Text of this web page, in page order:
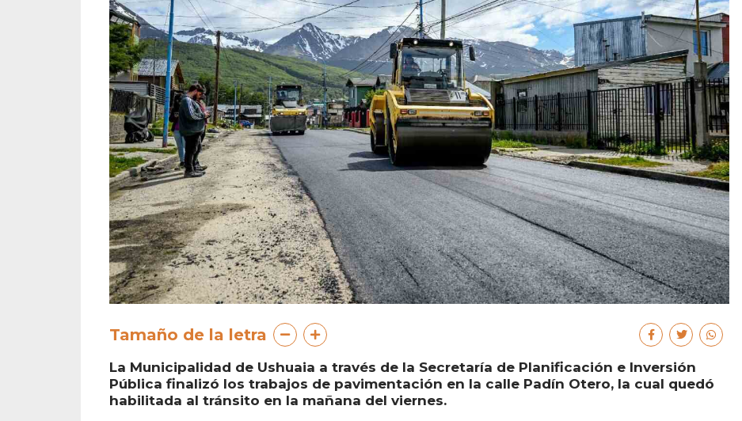
Tamaño de la letra
La Municipalidad de Ushuaia a través de la Secretaría de Planificación e Inversión
Pública finalizó los trabajos de pavimentación en la calle Padín Otero, la cual quedó
habilitada al tránsito en la mañana del viernes.